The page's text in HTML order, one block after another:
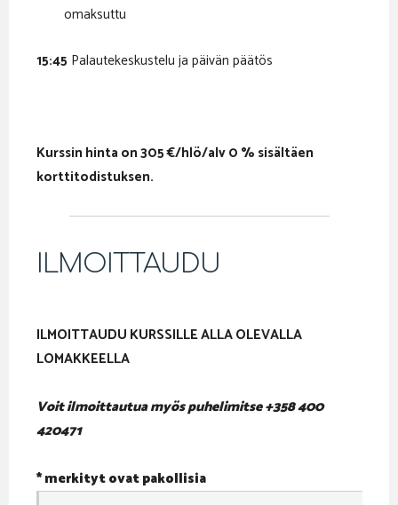
omaksuttu
15:45 Palautekeskustelu ja päivän päätös
Kurssin hinta on 305 €/hlö/alv 0 % sisältäen
korttitodistuksen.
ILMOITTAUDU
ILMOITTAUDU KURSSILLE ALLA OLEVALLA
LOMAKKEELLA
Voit ilmoittautua myös puhelimitse +358 400
420471
* merkityt ovat pakollisia